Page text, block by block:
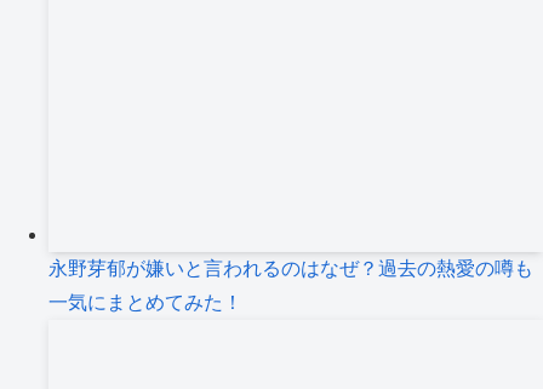
永野芽郁が嫌いと言われるのはなぜ？過去の熱愛の噂も
一気にまとめてみた！